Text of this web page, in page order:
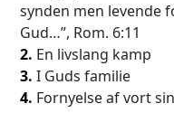
synden men levende
Gud…”, Rom. 6:11
2. En livslang kamp
3. I Guds familie
4. Fornyelse af vort